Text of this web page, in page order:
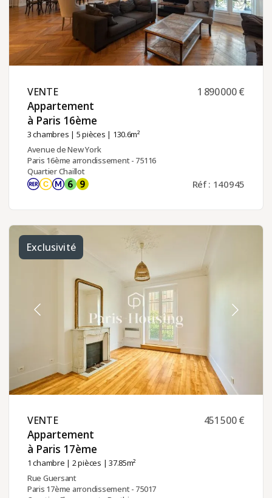
VENTE ​
Appartement
à Paris 16ème ​
3 chambres | 5 pièces | 130.6m²
1 890 000 €
Avenue de New York
Paris 16ème arrondissement - 75116
Quartier Chaillot
Réf : 140945
Exclusivité
VENTE ​
Appartement
à Paris 17ème ​
1 chambre | 2 pièces | 37.85m²
451 500 €
Rue Guersant
Paris 17ème arrondissement - 75017